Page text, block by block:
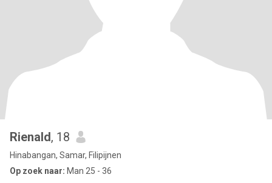
Rienald, 18
Hinabangan, Samar, Filipijnen
Op zoek naar: Man 25 - 36